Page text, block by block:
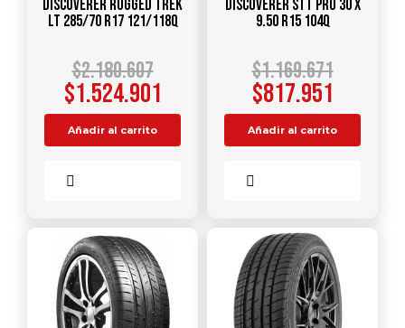
DISCOVERER RUGGED TREK
LT 285/70 R17 121/118Q
$2.180.607
$1.524.901
Añadir al carrito
DISCOVERER STT PRO 30 X
9.50 R15 104Q
$1.169.671
$817.951
Añadir al carrito